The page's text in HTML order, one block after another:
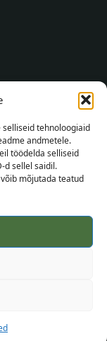
selliseid tehnoloogiaid
andmetele.
töödelda selliseid
d sellel saidil.
mõjutada teatud